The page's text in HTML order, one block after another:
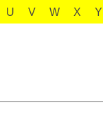
U V W X Y